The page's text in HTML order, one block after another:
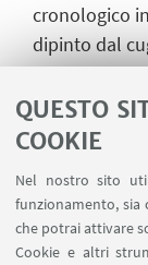
QUESTO
COOKIE
Nel nostro sito
funzionamento,
che potrai attivare
Cookie e altri
cronologico
dipinto dal
dire che la
cugini,
un’invenzione
modello per
naturale la
raffigurata in